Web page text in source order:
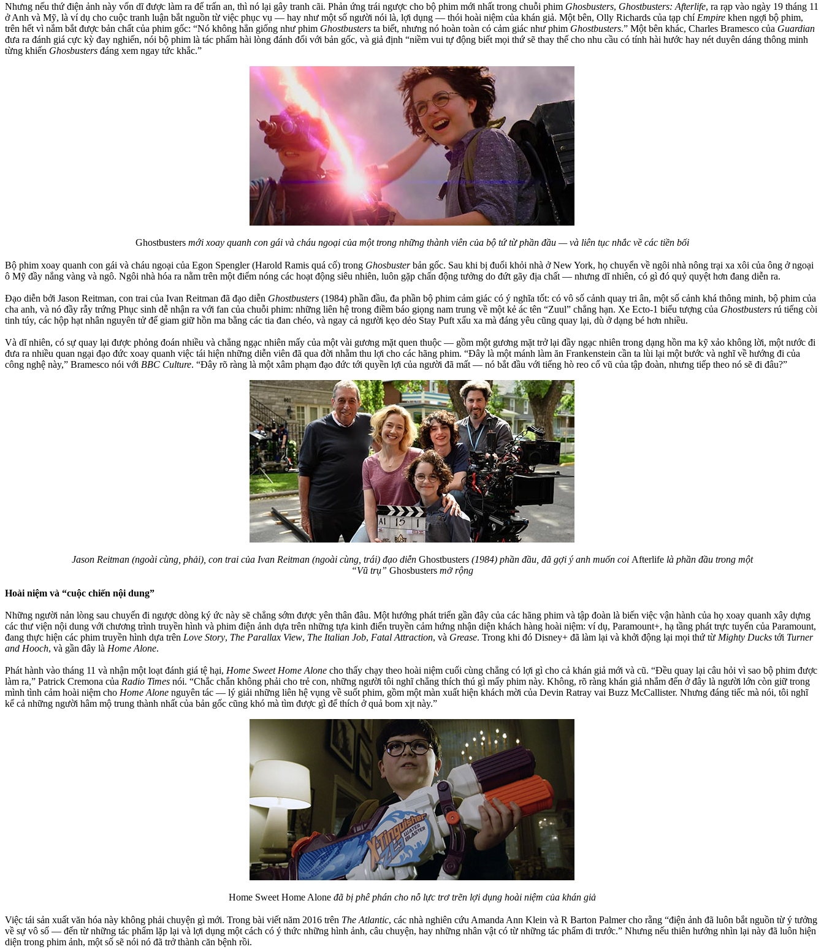
Nhưng nếu thứ điện ảnh này vốn dĩ được làm ra để trấn an, thì nó lại gây tranh cãi. Phản ứng trái ngược cho bộ phim mới nhất trong chuỗi phim Ghosbusters, Ghostbusters: Afterlife, ra rạp vào ngày 19 tháng 11
ở Anh và Mỹ, là ví dụ cho cuộc tranh luận bắt nguồn từ việc phục vụ — hay như một số người nói là, lợi dụng — thói hoài niệm của khán giả. Một bên, Olly Richards của tạp chí Empire khen ngợi bộ phim,
trên hết vì nắm bắt được bản chất của phim gốc: “Nó không hẳn giống như phim Ghostbusters ta biết, nhưng nó hoàn toàn có cảm giác như phim Ghostbusters.” Một bên khác, Charles Bramesco của Guardian
đưa ra đánh giá cực kỳ đay nghiến, nói bộ phim là tác phẩm hài lòng đánh đổi với bản gốc, và giả định “niềm vui tự động biết mọi thứ sẽ thay thế cho nhu cầu có tính hài hước hay nét duyên dáng thông minh
từng khiến Ghosbusters đáng xem ngay tức khắc.”
Ghostbusters mới xoay quanh con gái và cháu ngoại của một trong những thành viên của bộ tứ từ phần đầu — và liên tục nhắc về các tiền bối
Bộ phim xoay quanh con gái và cháu ngoại của Egon Spengler (Harold Ramis quá cố) trong Ghosbusterbản gốc. Sau khi bị đuổi khỏi nhà ở New York, họ chuyển về ngôi nhà nông trại xa xôi của ông ở ngoại
ô Mỹ đầy nắng vàng và ngô. Ngôi nhà hóa ra nằm trên một điểm nóng các hoạt động siêu nhiên, luôn gặp chấn động tưởng do đứt gãy địa chất — nhưng dĩ nhiên, có gì đó quỷ quyệt hơn đang diễn ra.
Đạo diễn bởi Jason Reitman, con trai của Ivan Reitman đã đạo diễn Ghostbusters (1984) phần đầu, đa phần bộ phim cảm giác có ý nghĩa tốt: có vô số cảnh quay tri ân, một số cảnh khá thông minh, bộ phim của
cha anh, và nó đầy rẫy trứng Phục sinh dễ nhận ra với fan của chuỗi phim: những liên hệ trong điềm báo giọng nam trung về một kẻ ác tên “Zuul” chẳng hạn. Xe Ecto-1 biểu tượng của Ghostbusters rú tiếng còi
tinh túy, các hộp hạt nhân nguyên tử để giam giữ hồn ma bằng các tia đan chéo, và ngay cả người kẹo dẻo Stay Puft xấu xa mà đáng yêu cũng quay lại, dù ở dạng bé hơn nhiều.
Và dĩ nhiên, có sự quay lại được phỏng đoán nhiều và chẳng ngạc nhiên mấy của một vài gương mặt quen thuộc — gồm một gương mặt trở lại đầy ngạc nhiên trong dạng hồn ma kỹ xảo không lời, một nước đi
đưa ra nhiều quan ngại đạo đức xoay quanh việc tái hiện những diễn viên đã qua đời nhằm thu lợi cho các hãng phim. “Đây là một mánh làm ăn Frankenstein cần ta lùi lại một bước và nghĩ về hướng đi của
công nghệ này,” Bramesco nói với BBC Culture. “Đây rõ ràng là một xâm phạm đạo đức tới quyền lợi của người đã mất — nó bắt đầu với tiếng hò reo cổ vũ của tập đoàn, nhưng tiếp theo nó sẽ đi đâu?”
Jason Reitman (ngoài cùng, phải), con trai của Ivan Reitman (ngoài cùng, trái) đạo diễn Ghostbusters (1984) phần đầu, đã gợi ý anh muốn coi Afterlifelà phần đầu trong một
“Vũ trụ” Ghosbusters mở rộng
Hoài niệm và “cuộc chiến nội dung”
Những người nản lòng sau chuyến đi ngược dòng ký ức này sẽ chẳng sớm được yên thân đâu. Một hướng phát triển gần đây của các hãng phim và tập đoàn là biến việc vận hành của họ xoay quanh xây dựng
các thư viện nội dung với chương trình truyền hình và phim điện ảnh dựa trên những tựa kinh điển truyền cảm hứng nhận diện khách hàng hoài niệm: ví dụ, Paramount+, hạ tầng phát trực tuyến của Paramount,
đang thực hiện các phim truyền hình dựa trên Love Story, The Parallax View, The Italian Job, Fatal Attraction, và Grease. Trong khi đó Disney+ đã làm lại và khởi động lại mọi thứ từ Mighty Ducks tới Turner
and Hooch, và gần đây là Home Alone.
Phát hành vào tháng 11 và nhận một loạt đánh giá tệ hại, Home Sweet Home Alone cho thấy chạy theo hoài niệm cuối cùng chẳng có lợi gì cho cả khán giả mới và cũ. “Đều quay lại câu hỏi vì sao bộ phim được
làm ra,” Patrick Cremona của Radio Times nói. “Chắc chắn không phải cho trẻ con, những người tôi nghĩ chẳng thích thú gì mấy phim này. Không, rõ ràng khán giả nhắm đến ở đây là người lớn còn giữ trong
mình tình cảm hoài niệm cho Home Alone nguyên tác — lý giải những liên hệ vụng về suốt phim, gồm một màn xuất hiện khách mời của Devin Ratray vai Buzz McCallister. Nhưng đáng tiếc mà nói, tôi nghĩ
kể cả những người hâm mộ trung thành nhất của bản gốc cũng khó mà tìm được gì để thích ở quả bom xịt này.”
Home Sweet Home Alone đã bị phê phán cho nỗ lực trơ trẽn lợi dụng hoài niệm của khán giả
Việc tái sản xuất văn hóa này không phải chuyện gì mới. Trong bài viết năm 2016 trên The Atlantic, các nhà nghiên cứu Amanda Ann Klein và R Barton Palmer cho rằng “điện ảnh đã luôn bắt nguồn từ ý tưởng
về sự vô số — đến từ những tác phẩm lặp lại và lợi dụng một cách có ý thức những hình ảnh, câu chuyện, hay những nhân vật có từ những tác phẩm đi trước.” Nhưng nếu thiên hướng nhìn lại này đã luôn hiện
diện trong phim ảnh, một số sẽ nói nó đã trở thành căn bệnh rồi.